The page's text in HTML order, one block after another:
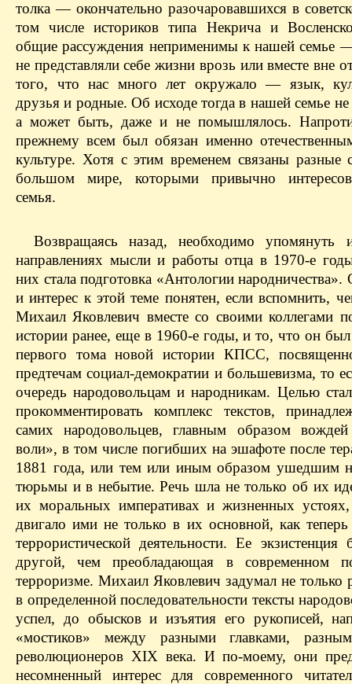
толка — окончательно разочаровавшихся в
том числе историков типа Некрича и
общие рассуждения неприменимы к нашей семье
не представляли себе жизни врозь или вместе вне
того, что нас много лет окружало — язык,
друзья и родные. Об исходе тогда в нашей семье не
а может быть, даже и не помышлялось.
прежнему всем был обязан именно
культуре. Хотя с этим временем связаны разные
большом мире, которыми привычно
семья.
Возвращаясь назад, необходимо
направлениях мысли и работы отца в 1970-е
них стала подготовка «Антологии
и интерес к этой теме понятен, если вспомнить,
Михаил Яковлевич вместе со своими коллегами
истории ранее, еще в 1960-е годы, и то, что он
первого тома новой истории КПСС,
предтечам социал-демократии и большевизма, то
очередь народовольцам и народникам. Целью
прокомментировать комплекс текстов,
самих народовольцев, главным образом
воли», в том числе погибших на эшафоте после
1881 года, или тем или иным образом ушедшим
тюрьмы и в небытие. Речь шла не только об их
их моральных императивах и жизненных
двигало ими не только в их основной, как
террористической деятельности. Ее экзистенция
другой, чем преобладающая в современном
терроризме. Михаил Яковлевич задумал не только
в определенной последовательности тексты
успел, до обысков и изъятия его рукописей,
«мостиков» между разными главками,
революционеров XIX века. И по-моему, они
несомненный интерес для современного